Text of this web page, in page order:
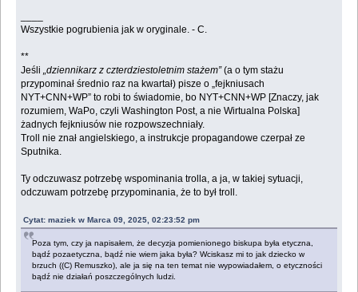
Wszystkie pogrubienia jak w oryginale. - C.
**
Jeśli„dziennikarz z czterdziestoletnim stażem”(a o tym stażu
przypominał średnio raz na kwartał) pisze o „fejkniusach
NYT+CNN+WP” to robi to świadomie, bo NYT+CNN+WP [Znaczy, jak
rozumiem, WaPo, czyli Washington Post, a nie Wirtualna Polska]
żadnych fejkniusów nie rozpowszechniały.
Troll nie znał angielskiego, a instrukcje propagandowe czerpał ze
Sputnika.
Ty odczuwasz potrzebę wspominania trolla, a ja, w takiej sytuacji,
odczuwam potrzebę przypominania, że to był troll.
Cytat: maziek w Marca 09, 2025, 02:23:52 pm
Poza tym, czy ja napisałem, że decyzja pomienionego biskupa była etyczna,
bądź pozaetyczna, bądź nie wiem jaka była? Wciskasz mi to jak dziecko w
brzuch ((C) Remuszko), ale ja się na ten temat nie wypowiadałem, o etyczności
bądź nie działań poszczególnych ludzi.